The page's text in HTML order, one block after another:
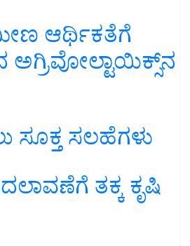
ಆರ್ಥಿಕತೆಗೆ
ಅಗ್ರಿವೋಲ್ಟಾಯಿಕ್ಸ್‌ನ
ಸೂಕ್ತ ಸಲಹೆಗಳು
ತಕ್ಕ ಕೃಷಿ